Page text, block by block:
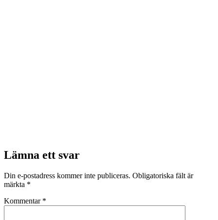
Lämna ett svar
Din e-postadress kommer inte publiceras. Obligatoriska fält är
märkta *
Kommentar *